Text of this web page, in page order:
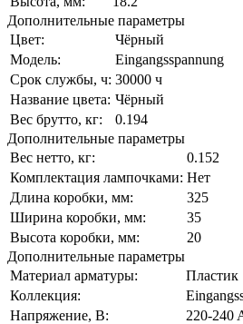
Дополнительные параметры
Цвет:
Чёрный
Модель:
Eingangsspannung
Срок службы, ч: 30000 ч
Название цвета: Чёрный
Вес брутто, кг:
0.194
Дополнительные параметры
Вес нетто, кг:
0.152
Комплектация лампочками: Нет
Длина коробки, мм:
325
Ширина коробки, мм:
35
Высота коробки, мм:
20
Дополнительные параметры
Материал арматуры:
Пластик
Коллекция:
Напряжение, В:
220-240